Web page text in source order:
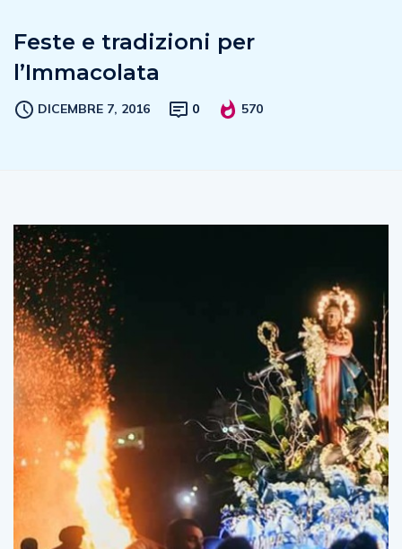
Feste e tradizioni per
l’Immacolata
DICEMBRE 7, 2016 0 570